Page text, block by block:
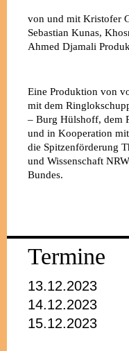
von und mit Kristofer
Sebastian Kunas,
Ahmed Djamali
Eine Produktion von
mit dem
– Burg Hülshoff, dem
und in Kooperation
die Spitzenförderung
und Wissenschaft
Bundes.
Termine
13.12.2023
14.12.2023
15.12.2023